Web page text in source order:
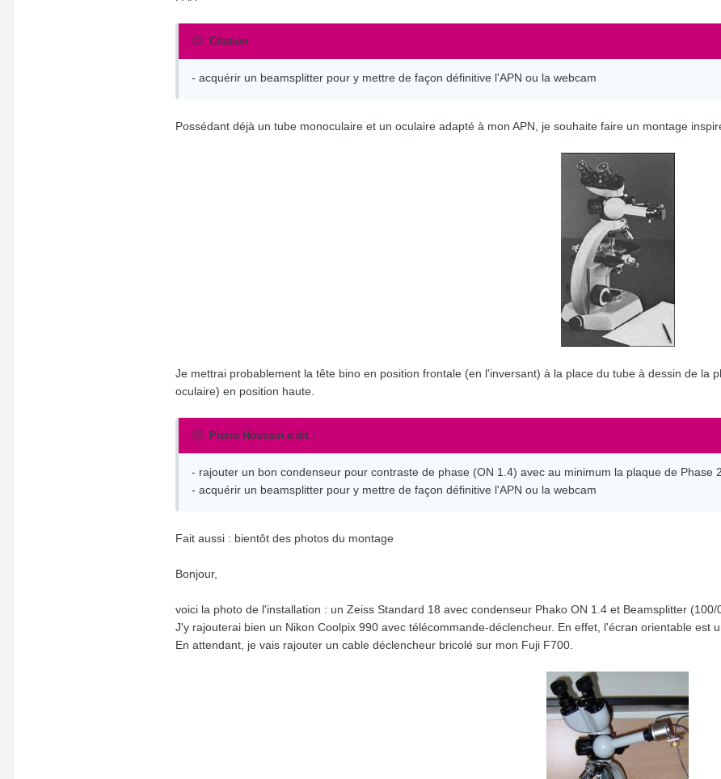
Citation
- acquérir un beamsplitter pour y mettre de façon définitive l'APN ou la webcam
Possédant déjà un tube monoculaire et un oculaire adapté à mon APN, je souhaite faire un montage
Je mettrai probablement la tête bino en position frontale (en l'inversant) à la place du tube à dessin de la
oculaire) en position haute.
Pierre Houssin a dit :
- rajouter un bon condenseur pour contraste de phase (ON 1.4) avec au minimum la plaque de Phase 2
- acquérir un beamsplitter pour y mettre de façon définitive l'APN ou la webcam
Fait aussi : bientôt des photos du montage
Bonjour,
voici la photo de l'installation : un Zeiss Standard 18 avec condenseur Phako ON 1.4 et Beamsplitter (100/
J'y rajouterai bien un Nikon Coolpix 990 avec télécommande-déclencheur. En effet, l'écran orientable est
En attendant, je vais rajouter un cable déclencheur bricolé sur mon Fuji F700.